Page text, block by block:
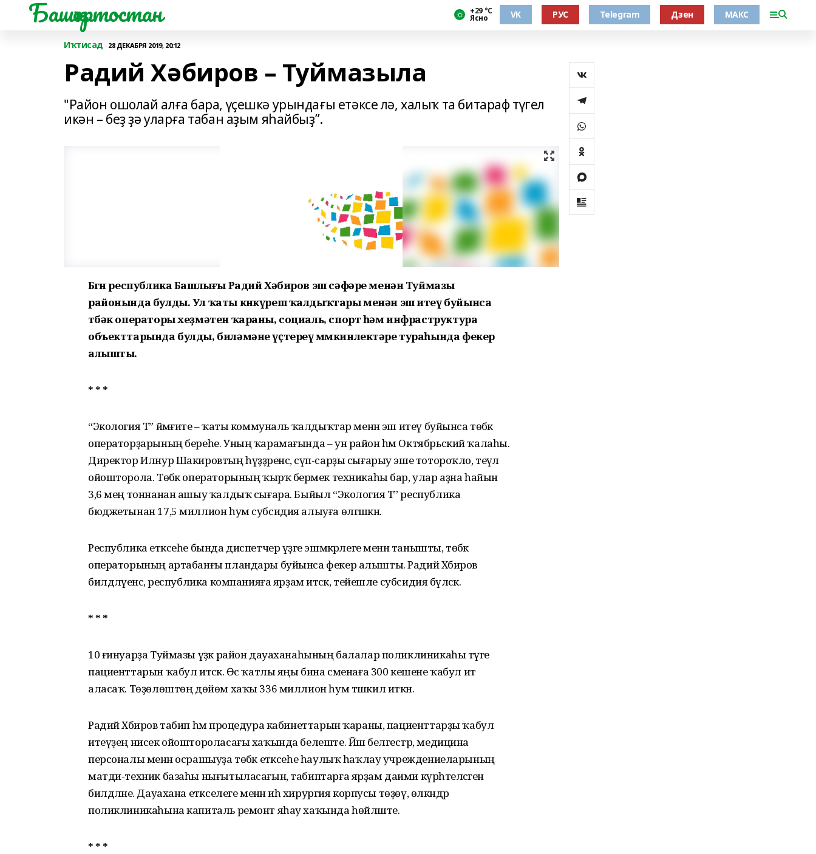
Башҡортостан +29 °С
Ясно VK РУС Telegram Дзен МАКС
Иҡтисад 28 ДЕКАБРЯ 2019, 20:12
Радий Хәбиров – Туймазыла
"Район ошолай алға бара, үҫешкә урындағы етәксе лә, халыҡ та битараф түгел
икән – беҙ ҙә уларға табан аҙым яһайбыҙ”.
Бөгөн республика Башлығы Радий Хәбиров эш сәфәре менән Туймазы
районында булды. Ул ҡаты көнкүреш ҡалдыҡтары менән эш итеү буйынса
төбәк операторы хеҙмәтен ҡараны, социаль, спорт һәм инфраструктура
объекттарында булды, биләмәне үҫтереү мөмкинлектәре тураһында фекер
алышты.
* * *
“Экология Т” йәмғиәте – ҡаты коммуналь ҡалдыҡтар менән эш итеү буйынса төбәк
операторҙарының береһе. Уның ҡарамағында – ун район һәм Октябрьский ҡалаһы.
Директор Илнур Шакировтың һүҙҙәренсә, сүп-сарҙы сығарыу эше тотороҡло, теүәл
ойошторола. Төбәк операторының ҡырҡ берәмек техникаһы бар, улар аҙна һайын
3,6 мең тоннанан ашыу ҡалдыҡ сығара. Быйыл “Экология Т” республика
бюджетынан 17,5 миллион һум субсидия алыуға өлгәшкән.
Республика етәксеһе бында диспетчер үҙәге эшмәкәрлеге менән танышты, төбәк
операторының артабанғы пландары буйынса фекер алышты. Радий Хәбиров
билдәләүенсә, республика компанияға ярҙам итәсәк, тейешле субсидия бүләсәк.
* * *
10 ғинуарҙа Туймазы үҙәк район дауаханаһының балалар поликлиникаһы тәүге
пациенттарын ҡабул итәсәк. Өс ҡатлы яңы бина сменаға 300 кешене ҡабул итә
аласаҡ. Төҙөлөштөң дөйөм хаҡы 336 миллион һум тәшкил иткән.
Радий Хәбиров табип һәм процедура кабинеттарын ҡараны, пациенттарҙы ҡабул
итеүҙең нисек ойоштороласағы хаҡында белеште. Йәш белгестәр, медицина
персоналы менән осрашыуҙа төбәк етәксеһе һаулыҡ һаҡлау учреждениеларының
матди-техник базаһы нығытыласағын, табиптарға ярҙам даими күрһәтеләсәген
билдәләне. Дауахана етәкселеге менән иһә хирургия корпусы төҙөү, өлкәндәр
поликлиникаһына капиталь ремонт яһау хаҡында һөйләште.
* * *